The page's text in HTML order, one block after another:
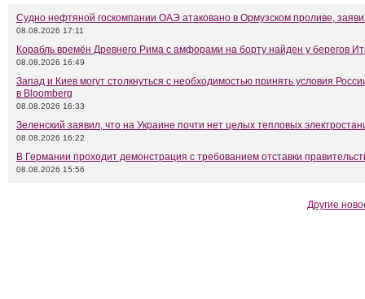
Судно нефтяной госкомпании ОАЭ атаковано в Ормузском проливе,
08.08.2026 17:11
Корабль времён Древнего Рима с амфорами на борту найден у берегов
08.08.2026 16:49
Запад и Киев могут столкнуться с необходимостью принять условия
в Bloomberg
08.08.2026 16:33
Зеленский заявил, что на Украине почти нет целых тепловых
08.08.2026 16:22
В Германии проходит демонстрация с требованием отставки
08.08.2026 15:56
Другие